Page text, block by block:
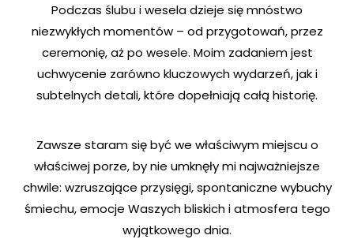
Podczas ślubu i wesela dzieje się mnóstwo
niezwykłych momentów – od przygotowań, przez
ceremonię, aż po wesele. Moim zadaniem jest
uchwycenie zarówno kluczowych wydarzeń, jak i
subtelnych detali, które dopełniają całą historię.
Zawsze staram się być we właściwym miejscu o
właściwej porze, by nie umknęły mi najważniejsze
chwile: wzruszające przysięgi, spontaniczne wybuchy
śmiechu, emocje Waszych bliskich i atmosfera tego
wyjątkowego dnia.